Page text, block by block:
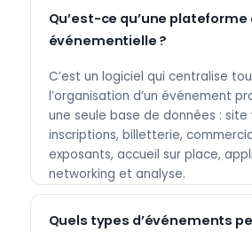
Qu’est-ce qu’une
événementielle ?
C’est un logiciel qui centralise
l’organisation d’un événement
une seule base de données : site
inscriptions, billetterie,
exposants, accueil sur place,
networking et analyse.
Quels types d’événements